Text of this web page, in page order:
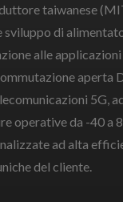
taiwanese
sviluppo di
alle
aperta
5G,
operative da -40
ad alta
del cliente.